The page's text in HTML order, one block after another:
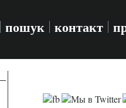
пошук контакт